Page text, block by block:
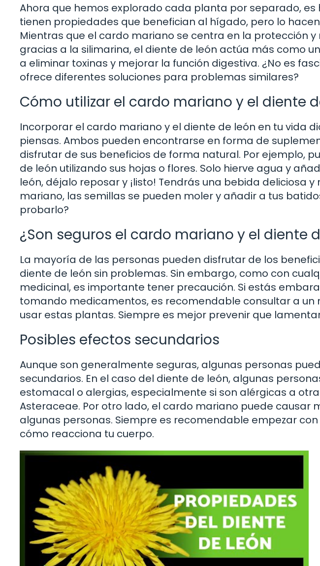
Ahora que hemos explorado cada planta por separado,
tienen propiedades que benefician al hígado, pero lo
Mientras que el cardo mariano se centra en la protección
gracias a la silimarina, el diente de león actúa más como
a eliminar toxinas y mejorar la función digestiva. ¿No es
ofrece diferentes soluciones para problemas similares?
Cómo utilizar el cardo mariano y el diente
Incorporar el cardo mariano y el diente de león en tu vida
piensas. Ambos pueden encontrarse en forma de
disfrutar de sus beneficios de forma natural. Por ejemplo,
de león utilizando sus hojas o flores. Solo hierve agua y
león, déjalo reposar y ¡listo! Tendrás una bebida deliciosa
mariano, las semillas se pueden moler y añadir a tus
probarlo?
¿Son seguros el cardo mariano y el diente
La mayoría de las personas pueden disfrutar de los
diente de león sin problemas. Sin embargo, como con
medicinal, es importante tener precaución. Si estás
tomando medicamentos, es recomendable consultar a un
usar estas plantas. Siempre es mejor prevenir que
Posibles efectos secundarios
Aunque son generalmente seguras, algunas personas
secundarios. En el caso del diente de león, algunas
estomacal o alergias, especialmente si son alérgicas a
Asteraceae. Por otro lado, el cardo mariano puede causar
algunas personas. Siempre es recomendable empezar
cómo reacciona tu cuerpo.